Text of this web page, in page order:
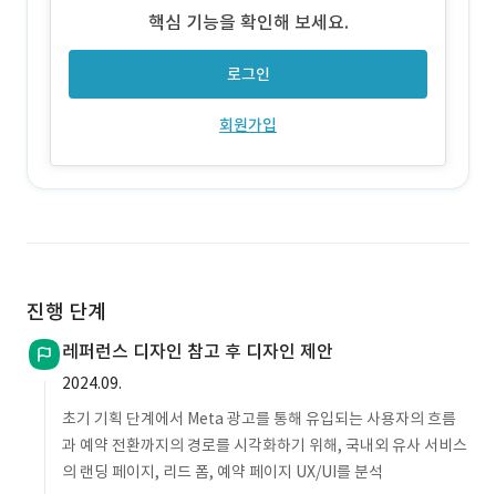
핵심 기능을 확인해 보세요.
로그인
회원가입
진행 단계
레퍼런스 디자인 참고 후 디자인 제안
2024.09.
초기 기획 단계에서 Meta 광고를 통해 유입되는 사용자의 흐름
과 예약 전환까지의 경로를 시각화하기 위해, 국내외 유사 서비스
의 랜딩 페이지, 리드 폼, 예약 페이지 UX/UI를 분석